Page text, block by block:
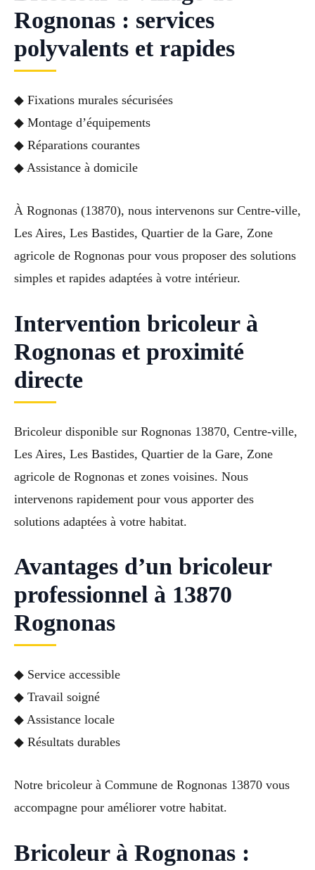
Rognonas : services
polyvalents et rapides
◆ Fixations murales sécurisées
◆ Montage d’équipements
◆ Réparations courantes
◆ Assistance à domicile
À Rognonas (13870), nous intervenons sur Centre-ville,
Les Aires, Les Bastides, Quartier de la Gare, Zone
agricole de Rognonas pour vous proposer des solutions
simples et rapides adaptées à votre intérieur.
Intervention bricoleur à
Rognonas et proximité
directe
Bricoleur disponible sur Rognonas 13870, Centre-ville,
Les Aires, Les Bastides, Quartier de la Gare, Zone
agricole de Rognonas et zones voisines. Nous
intervenons rapidement pour vous apporter des
solutions adaptées à votre habitat.
Avantages d’un bricoleur
professionnel à 13870
Rognonas
◆ Service accessible
◆ Travail soigné
◆ Assistance locale
◆ Résultats durables
Notre bricoleur à Commune de Rognonas 13870 vous
accompagne pour améliorer votre habitat.
Bricoleur à Rognonas :